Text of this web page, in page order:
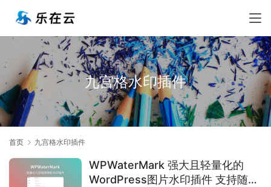
九宫格水印插件
首页 九宫格水印插件
WPWaterMark 强大且轻量化的
WordPress图片水印插件 支持随机